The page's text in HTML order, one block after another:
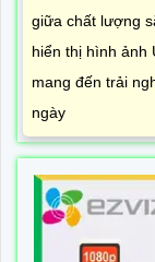
giữa chất lượng
hiển thị hình ảnh
mang đến trải
ngày